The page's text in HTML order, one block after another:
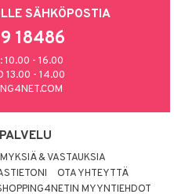
SÄHKÖPOSTIA
18486
10.00 - 16.00
13.00 - 14.00
& VASTAUKSIA
OTA YHTEYTTÄ
MYYNTIEHDOT